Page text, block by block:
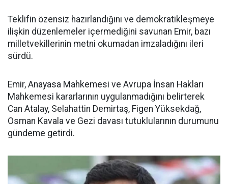
Teklifin özensiz hazırlandığını ve demokratikleşmeye
ilişkin düzenlemeler içermediğini savunan Emir, bazı
milletvekillerinin metni okumadan imzaladığını ileri
sürdü.
Emir, Anayasa Mahkemesi ve Avrupa İnsan Hakları
Mahkemesi kararlarının uygulanmadığını belirterek
Can Atalay, Selahattin Demirtaş, Figen Yüksekdağ,
Osman Kavala ve Gezi davası tutuklularının durumunu
gündeme getirdi.